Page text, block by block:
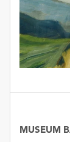
MUSEUM